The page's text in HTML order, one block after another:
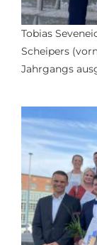
Tobias
Scheipers
Jahrgangs